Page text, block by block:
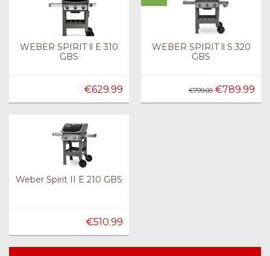
WEBER SPIRIT ll E 310
GBS
€629.99
WEBER SPIRIT ll S 320
GBS
€799.00 €789.99
Weber Spirit II E 210 GBS
€510.99